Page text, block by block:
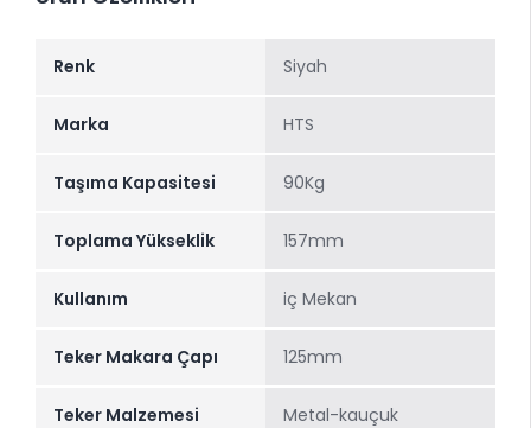
Renk Siyah
Marka HTS
Taşıma Kapasitesi 90Kg
Toplama Yükseklik 157mm
Kullanım iç Mekan
Teker Makara Çapı 125mm
Teker Malzemesi Metal-kauçuk